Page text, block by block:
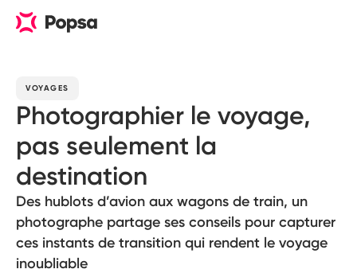
VOYAGES
Photographier le voyage,
pas seulement la
destination
Des hublots d’avion aux wagons de train, un
photographe partage ses conseils pour capturer
ces instants de transition qui rendent le voyage
inoubliable